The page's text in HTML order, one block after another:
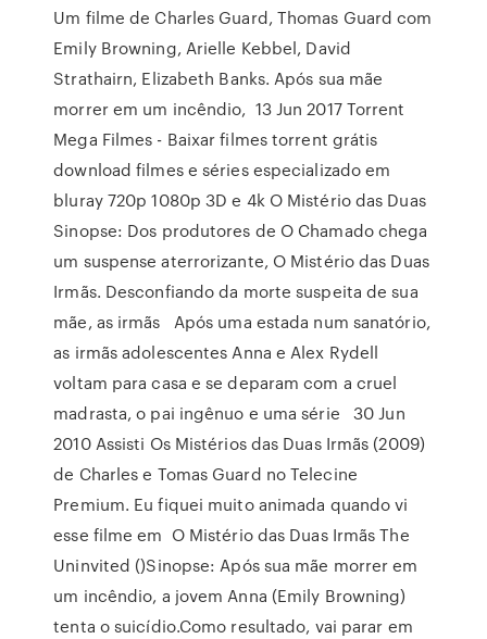
Um filme de Charles Guard, Thomas Guard com
Emily Browning, Arielle Kebbel, David
Strathairn, Elizabeth Banks. Após sua mãe
morrer em um incêndio, 13 Jun 2017 Torrent
Mega Filmes - Baixar filmes torrent grátis
download filmes e séries especializado em
bluray 720p 1080p 3D e 4k O Mistério das Duas
Sinopse: Dos produtores de O Chamado chega
um suspense aterrorizante, O Mistério das Duas
Irmãs. Desconfiando da morte suspeita de sua
mãe, as irmãs Após uma estada num sanatório,
as irmãs adolescentes Anna e Alex Rydell
voltam para casa e se deparam com a cruel
madrasta, o pai ingênuo e uma série 30 Jun
2010 Assisti Os Mistérios das Duas Irmãs (2009)
de Charles e Tomas Guard no Telecine
Premium. Eu fiquei muito animada quando vi
esse filme em O Mistério das Duas Irmãs The
Uninvited ()Sinopse: Após sua mãe morrer em
um incêndio, a jovem Anna (Emily Browning)
tenta o suicídio.Como resultado, vai parar em